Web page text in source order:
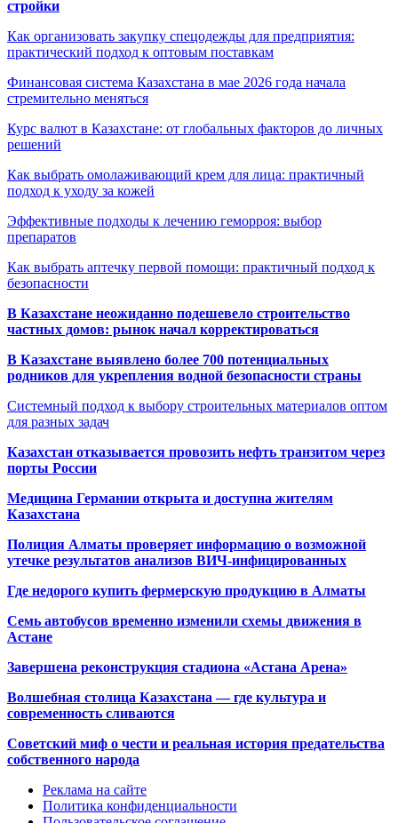
стройки
Как организовать закупку спецодежды для предприятия:
практический подход к оптовым поставкам
Финансовая система Казахстана в мае 2026 года начала
стремительно меняться
Курс валют в Казахстане: от глобальных факторов до личных
решений
Как выбрать омолаживающий крем для лица: практичный
подход к уходу за кожей
Эффективные подходы к лечению геморроя: выбор
препаратов
Как выбрать аптечку первой помощи: практичный подход к
безопасности
В Казахстане неожиданно подешевело строительство
частных домов: рынок начал корректироваться
В Казахстане выявлено более 700 потенциальных
родников для укрепления водной безопасности страны
Системный подход к выбору строительных материалов оптом
для разных задач
Казахстан отказывается провозить нефть транзитом через
порты России
Медицина Германии открыта и доступна жителям
Казахстана
Полиция Алматы проверяет информацию о возможной
утечке результатов анализов ВИЧ-инфицированных
Где недорого купить фермерскую продукцию в Алматы
Семь автобусов временно изменили схемы движения в
Астане
Завершена реконструкция стадиона «Астана Арена»
Волшебная столица Казахстана — где культура и
современность сливаются
Советский миф о чести и реальная история предательства
собственного народа
Реклама на сайте
Политика конфиденциальности